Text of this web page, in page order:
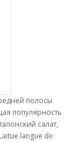
полосы
популярность
салат,
langue de